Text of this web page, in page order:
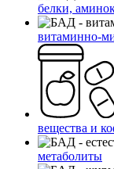
белки,
витаминно-
вещества и
метаболиты